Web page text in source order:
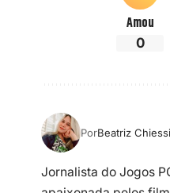
Amou
0
PorBeatriz Chiessi
Jornalista do Jogos